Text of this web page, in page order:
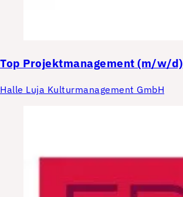
Top Projektmanagement (m/w/d)
Halle Luja Kulturmanagement GmbH